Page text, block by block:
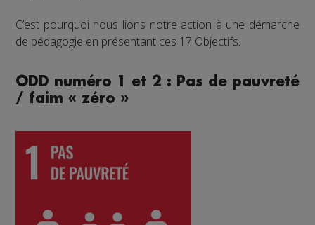
C’est pourquoi nous lions notre action à une démarche
de pédagogie en présentant ces 17 Objectifs.
ODD numéro 1 et 2 : Pas de pauvreté
/ faim « zéro »